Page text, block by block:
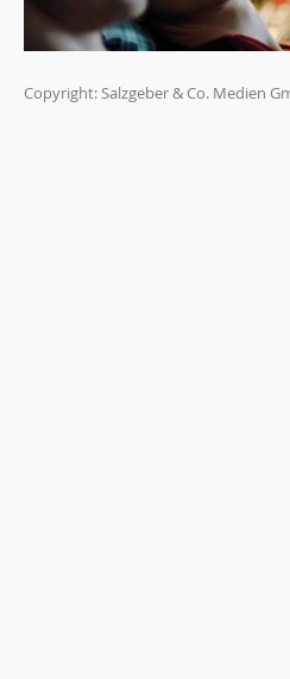
Copyright: Salzgeber & Co. Medien